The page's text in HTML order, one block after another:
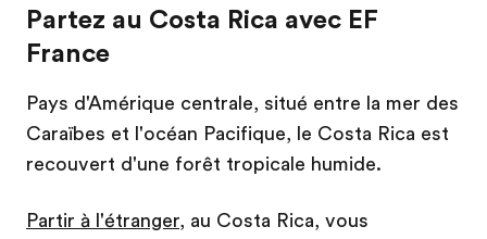
Partez au Costa Rica avec EF
France
Pays d'Amérique centrale, situé entre la mer des
Caraïbes et l'océan Pacifique, le Costa Rica est
recouvert d'une forêt tropicale humide.
Partir à l'étranger, au Costa Rica, vous